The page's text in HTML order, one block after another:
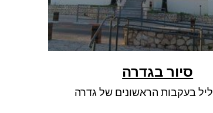
סיור בגדרה
בעקבות הראשונים של גדרה